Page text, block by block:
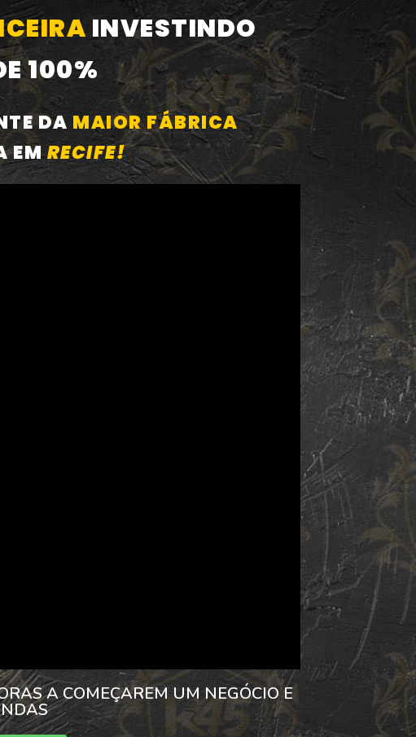
INVESTINDO
100%
DA MAIOR FÁBRICA
EMRECIFE!
A COMEÇAREM UM NEGÓCIO E